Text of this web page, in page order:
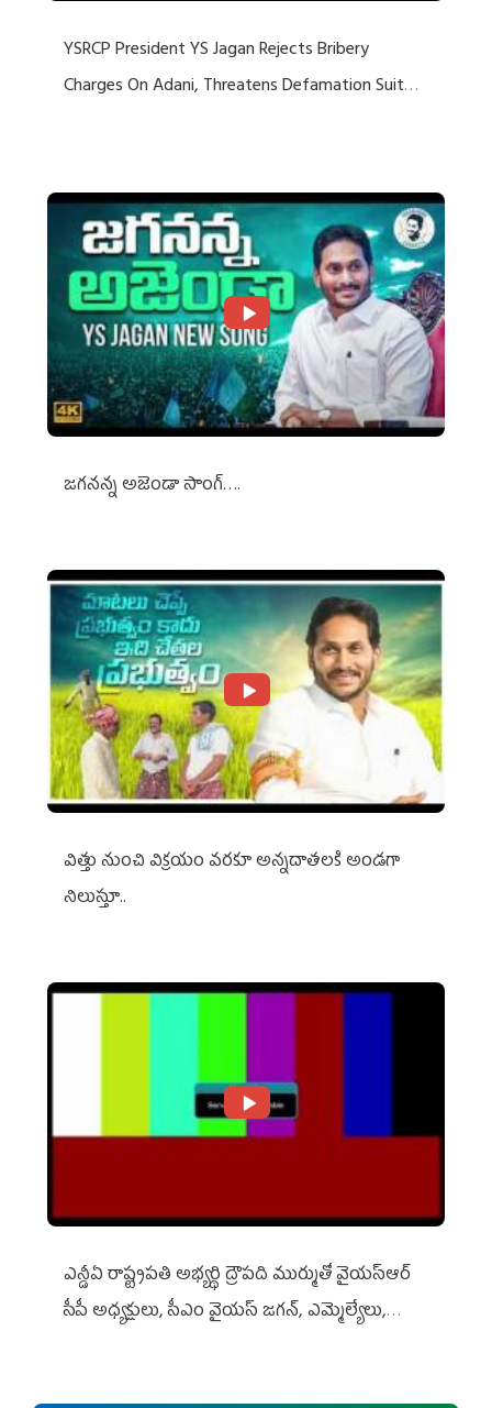
YSRCP President YS Jagan Rejects Bribery
Charges On Adani, Threatens Defamation Suit
జగనన్న అజెండా సాంగ్….
విత్తు నుంచి విక్రయం వరకూ అన్నదాతలకి అండగా
నిలుస్తూ..
ఎన్డీఏ రాష్ట్ర‌ప‌తి అభ్య‌ర్థి ద్రౌప‌ది ముర్ముతో వైయ‌స్ఆర్
సీపీ అధ్య‌క్షులు, సీఎం వైయ‌స్ జ‌గ‌న్, ఎమ్మెల్యేలు,